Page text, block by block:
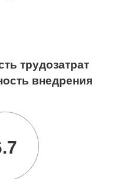
трудозатрат
внедрения